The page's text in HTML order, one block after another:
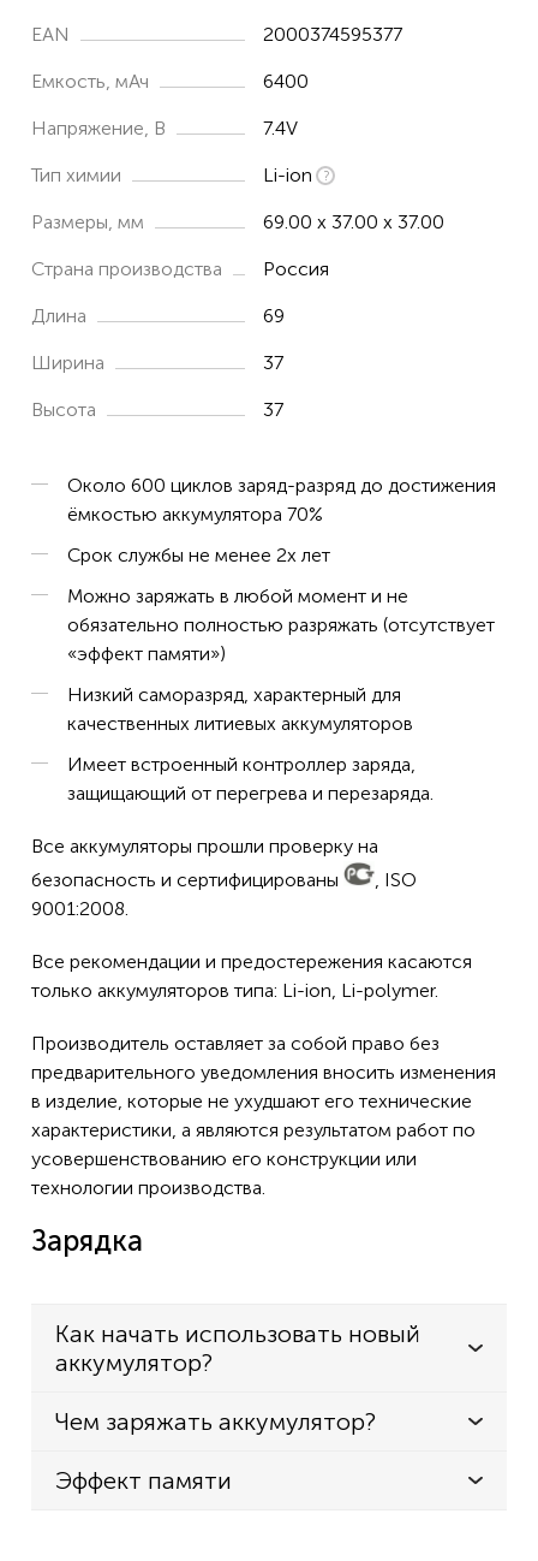
EAN 2000374595377
Емкость, мАч 6400
Напряжение, В 7.4V
Тип химии Li-ion
Размеры, мм 69.00 x 37.00 x 37.00
Страна производства Россия
Длина 69
Ширина 37
Высота 37
Около 600 циклов заряд-разряд до достижения
ёмкостью аккумулятора 70%
Срок службы не менее 2х лет
Можно заряжать в любой момент и не
обязательно полностью разряжать (отсутствует
«эффект памяти»)
Низкий саморазряд, характерный для
качественных литиевых аккумуляторов
Имеет встроенный контроллер заряда,
защищающий от перегрева и перезаряда.
Все аккумуляторы прошли проверку на
безопасность и сертифицированы
, ISO
9001:2008.
Все рекомендации и предостережения касаются
только аккумуляторов типа: Li-ion, Li-polymer.
Производитель оставляет за собой право без
предварительного уведомления вносить изменения
в изделие, которые не ухудшают его технические
характеристики, а являются результатом работ по
усовершенствованию его конструкции или
технологии производства.
Зарядка
Как начать использовать новый
аккумулятор?
Чем заряжать аккумулятор?
Эффект памяти